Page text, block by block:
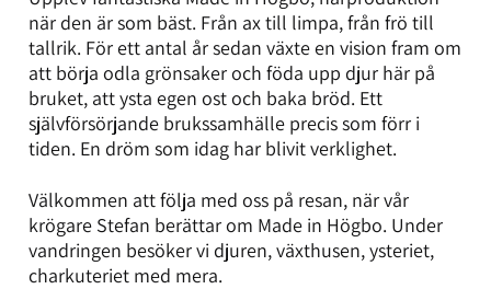
när den är som bäst. Från ax till limpa, från frö till
tallrik. För ett antal år sedan växte en vision fram om
att börja odla grönsaker och föda upp djur här på
bruket, att ysta egen ost och baka bröd. Ett
självförsörjande brukssamhälle precis som förr i
tiden. En dröm som idag har blivit verklighet.
Välkommen att följa med oss på resan, när vår
krögare Stefan berättar om Made in Högbo. Under
vandringen besöker vi djuren, växthusen, ysteriet,
charkuteriet med mera.